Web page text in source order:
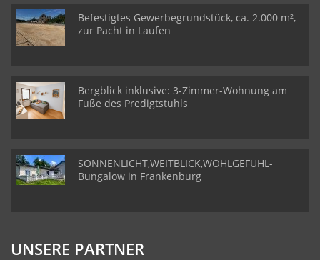
Befestigtes Gewerbegrundstück, ca. 2.000 m²,
zur Pacht in Laufen
Bergblick inklusive: 3-Zimmer-Wohnung am
Fuße des Predigtstuhls
SONNENLICHT,WEITBLICK,WOHLGEFÜHL-
Bungalow in Frankenburg
UNSERE PARTNER